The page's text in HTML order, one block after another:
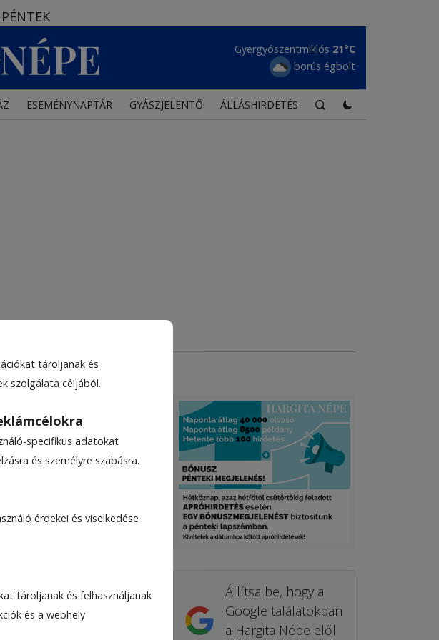
tároljanak és
szolgálata céljából.
specifikus adatokat
és személyre szabásra.
érdekei és viselkedése
tároljanak és felhasználjanak
és a webhely
Gyergyószentmiklós 21°C
borús égbolt
ESEMÉNYNAPTÁR GYÁSZJELENTŐ ÁLLÁSHIRDETÉS
Állítsa be, hogy a
Google találatokban
a Hargita Népe elől